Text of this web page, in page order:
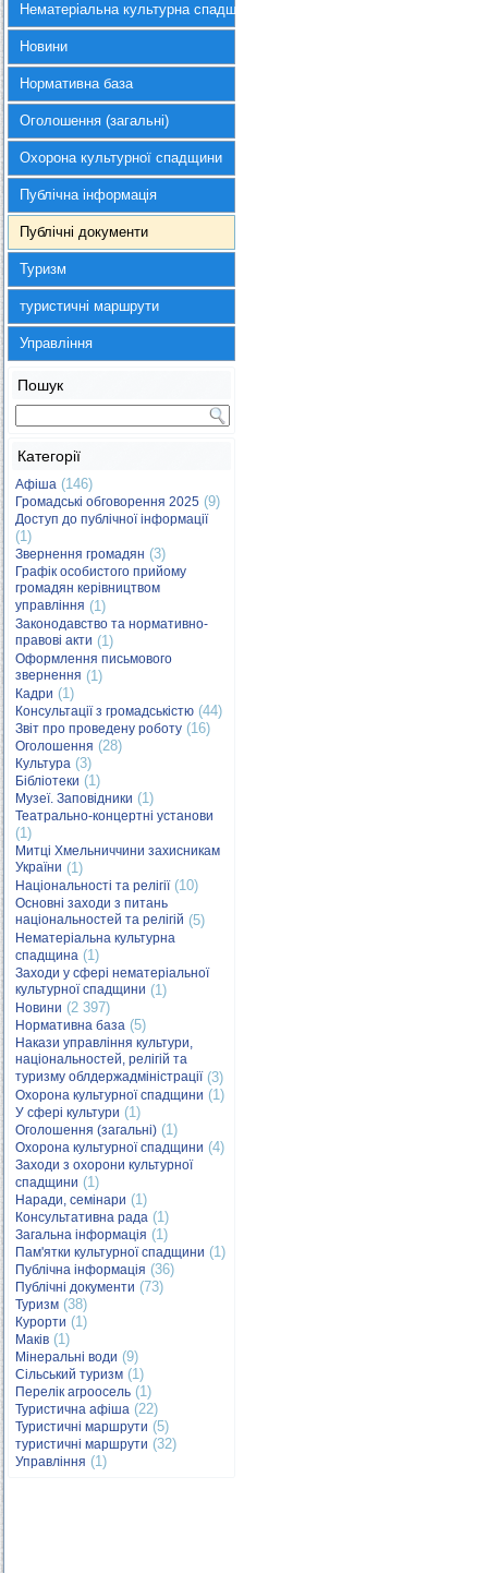
Нематеріальна культурна спадщина
Новини
Нормативна база
Оголошення (загальні)
Охорона культурної спадщини
Публічна інформація
Публічні документи
Туризм
туристичні маршрути
Управління
Пошук
Категорії
Афіша (146)
Громадські обговорення 2025 (9)
Доступ до публічної інформації
(1)
Звернення громадян (3)
Графік особистого прийому
громадян керівництвом
управління (1)
Законодавство та нормативно-
правові акти (1)
Оформлення письмового
звернення (1)
Кадри (1)
Консультації з громадськістю (44)
Звіт про проведену роботу (16)
Оголошення (28)
Культура (3)
Бібліотеки (1)
Музеї. Заповідники (1)
Театрально-концертні установи
(1)
Митці Хмельниччини захисникам
України (1)
Національності та релігії(10)
Основні заходи з питань
національностей та релігій (5)
Нематеріальна культурна
спадщина (1)
Заходи у сфері нематеріальної
культурної спадщини (1)
Новини (2 397)
Нормативна база (5)
Накази управління культури,
національностей, релігій та
туризму облдержадміністрації(3)
Охорона культурної спадщини (1)
У сфері культури (1)
Оголошення (загальні) (1)
Охорона культурної спадщини (4)
Заходи з охорони культурної
спадщини (1)
Наради, семінари (1)
Консультативна рада (1)
Загальна інформація (1)
Пам'ятки культурної спадщини (1)
Публічна інформація (36)
Публічні документи (73)
Туризм (38)
Курорти (1)
Маків (1)
Мінеральні води (9)
Сільський туризм (1)
Перелік агроосель (1)
Туристична афіша (22)
Туристичні маршрути (5)
туристичні маршрути (32)
Управління (1)